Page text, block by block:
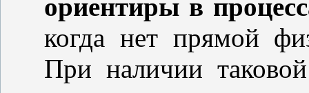
ориентиры в
когда нет прямой
При наличии